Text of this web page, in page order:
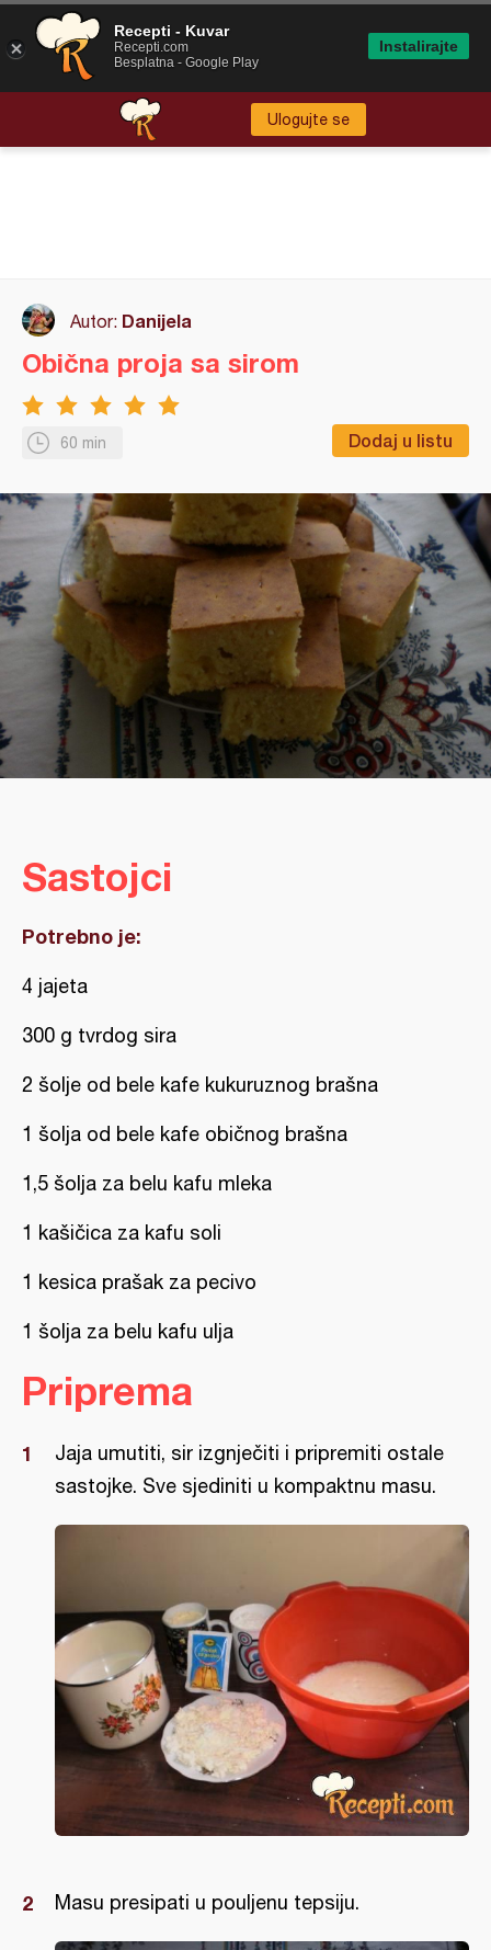
Ulogujte se
Autor: Danijela
60 min Dodaj u listu
Obična proja sa sirom
Sastojci
Potrebno je:
4 jajeta
300 g tvrdog sira
2 šolje od bele kafe kukuruznog brašna
1 šolja od bele kafe običnog brašna
1,5 šolja za belu kafu mleka
1 kašičica za kafu soli
1 kesica prašak za pecivo
1 šolja za belu kafu ulja
Priprema
Jaja umutiti, sir izgnječiti i pripremiti ostale
sastojke. Sve sjediniti u kompaktnu masu.
Masu presipati u pouljenu tepsiju.
Recepti - Kuvar
Recepti.com
Besplatna - Google Play
Instalirajte